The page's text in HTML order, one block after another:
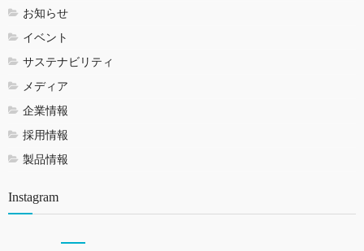
お知らせ
イベント
サステナビリティ
メディア
企業情報
採用情報
製品情報
Instagram